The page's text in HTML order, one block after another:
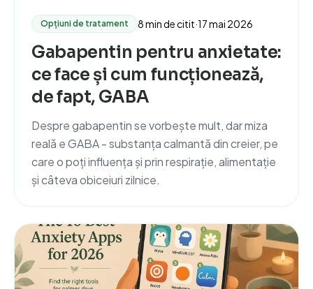
Opțiuni de tratament 8 min de citit·17 mai 2026
Gabapentin pentru anxietate:
ce face și cum funcționează,
de fapt, GABA
Despre gabapentin se vorbește mult, dar miza
reală e GABA - substanța calmantă din creier, pe
care o poți influența și prin respirație, alimentație
și câteva obiceiuri zilnice.